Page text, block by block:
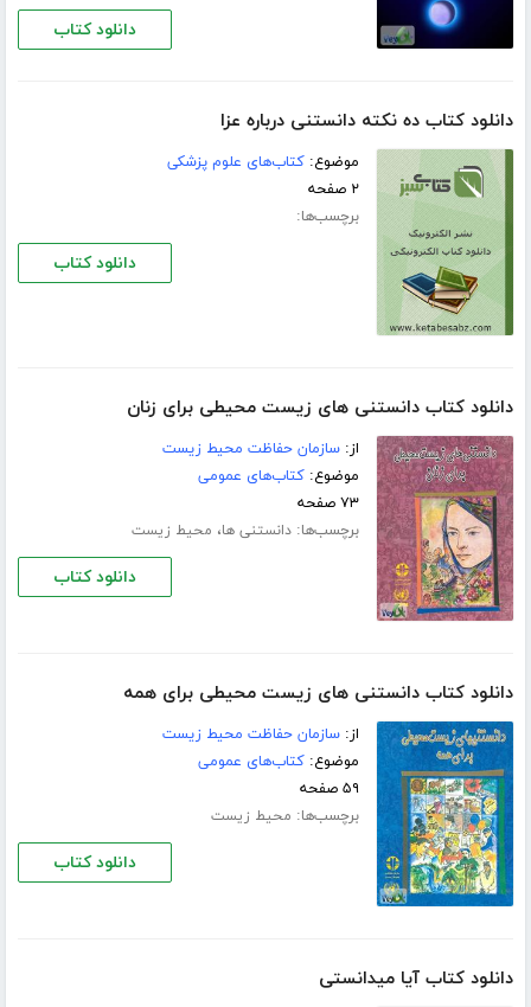
دانلود کتاب
دانلود کتاب ده نکته دانستنی درباره عزا
موضوع:کتاب‌های علوم پزشکی
۲ صفحه
برچسب‌ها:
دانلود کتاب
دانلود کتاب دانستنی های زیست محیطی برای زنان
از:سازمان حفاظت محیط زیست
موضوع:کتاب‌های عمومی
۷۳ صفحه
برچسب‌ها:دانستنی ها، محیط زیست
دانلود کتاب
دانلود کتاب دانستنی های زیست محیطی برای همه
از:سازمان حفاظت محیط زیست
موضوع:کتاب‌های عمومی
۵۹ صفحه
برچسب‌ها: محیط زیست
دانلود کتاب
دانلود کتاب آیا میدانستی